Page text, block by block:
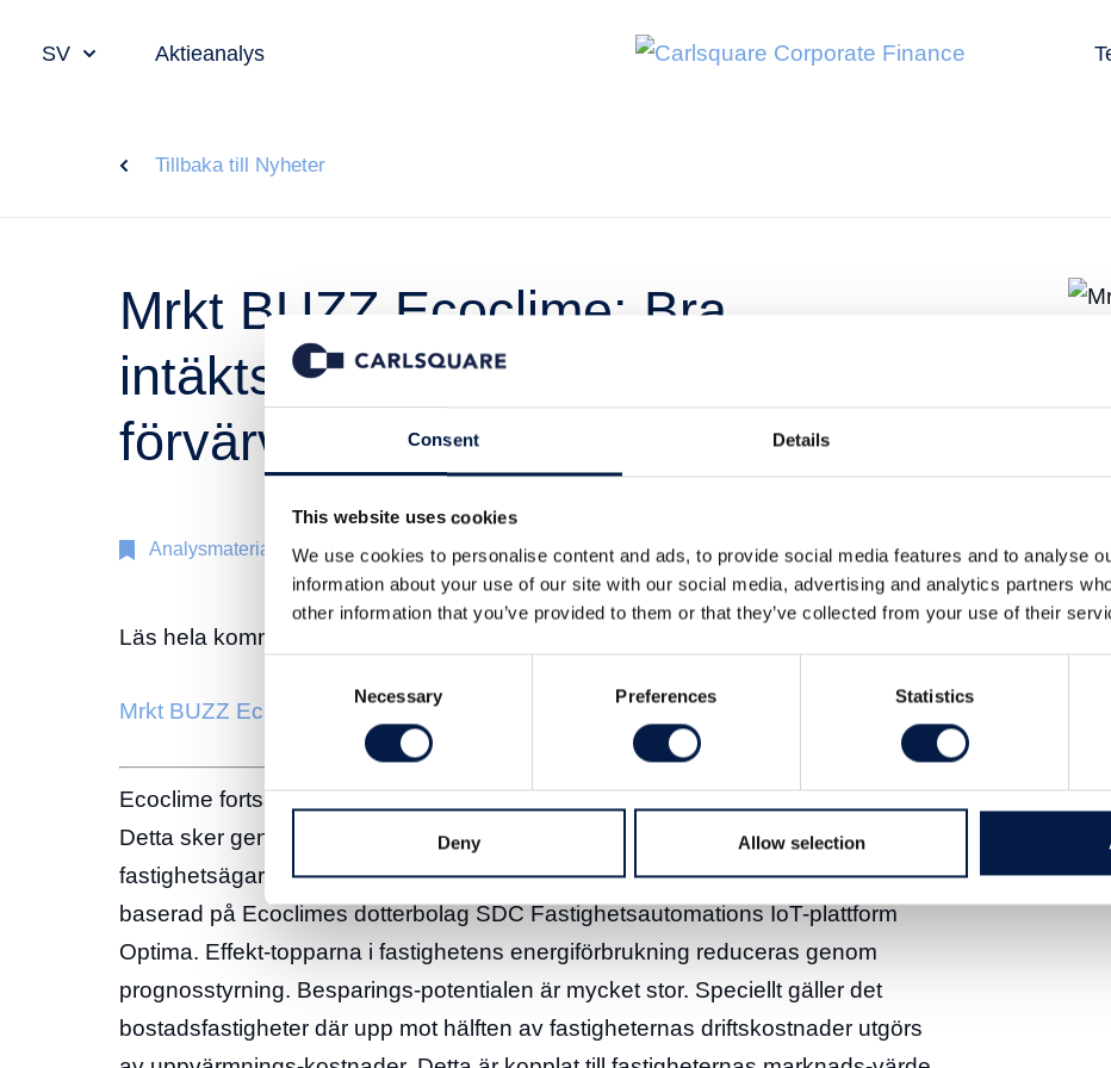
Consent Details
This website uses cookies
We use cookies to personalise content and ads, to provide social media features and to analyse
information about your use of our site with our social media, advertising and analytics partners
other information that you’ve provided to them or that they’ve collected from your use of their
Necessary Preferences Statistics
Deny Allow selection
SV Aktieanalys
Tillbaka till Nyheter
Mrkt BUZZ Ecoclime: Bra
intäktsutväxling på senaste
förvärvet
Analysmaterial 14 okt 2021
Läs hela kommentaren här:
Mrkt BUZZ Ecoclime, 14 okt 2021
Ecoclime fortsätter att utveckla sina energi-effektiviseringstjänster för fastigheter.
Detta sker genom lansering av en standardiserad molntjänst riktad mot
fastighetsägare, vilket offentliggjordes den 23 september. Denna molntjänst är
baserad på Ecoclimes dotterbolag SDC Fastighetsautomations IoT-plattform
Optima. Effekt-topparna i fastighetens energiförbrukning reduceras genom
prognosstyrning. Besparings-potentialen är mycket stor. Speciellt gäller det
bostadsfastigheter där upp mot hälften av fastigheternas driftskostnader utgörs